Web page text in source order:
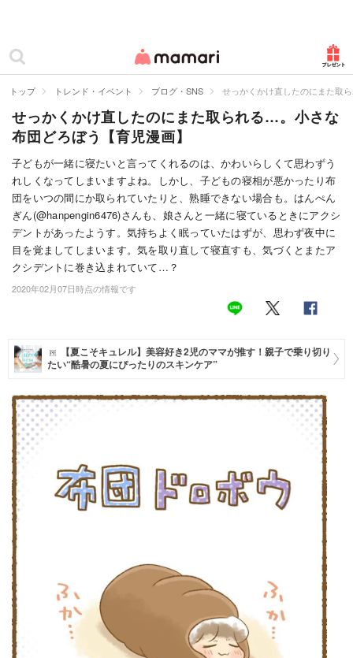
ママリ
カテゴリー一覧
妊娠
出産
赤ちゃん・育児
子育て・家族
病院
住まい
トレンド・イベント
トップ トレンド・イベント ブログ・SNS せっかくかけ直したのにまた取
せっかくかけ直したのにまた取られる…。小さな
布団どろぼう【育児漫画】
子どもが一緒に寝たいと言ってくれるのは、かわいらしくて思わずう
れしくなってしまいますよね。しかし、子どもの寝相が悪かったり布
団をいつの間にか取られていたりと、熟睡できない場合も。はんぺん
ぎん(@hanpengin6476)さんも、娘さんと一緒に寝ているときにアクシ
デントがあったようす。気持ちよく眠っていたはずが、思わず夜中に
目を覚ましてしまいます。気を取り直して寝直すも、気づくとまたア
クシデントに巻き込まれていて…？
2020年02月07日時点の情報です
【夏こそキュレル】美容好き2児のママが推す！親子で乗り切り
たい“酷暑の夏にぴったりのスキンケア”